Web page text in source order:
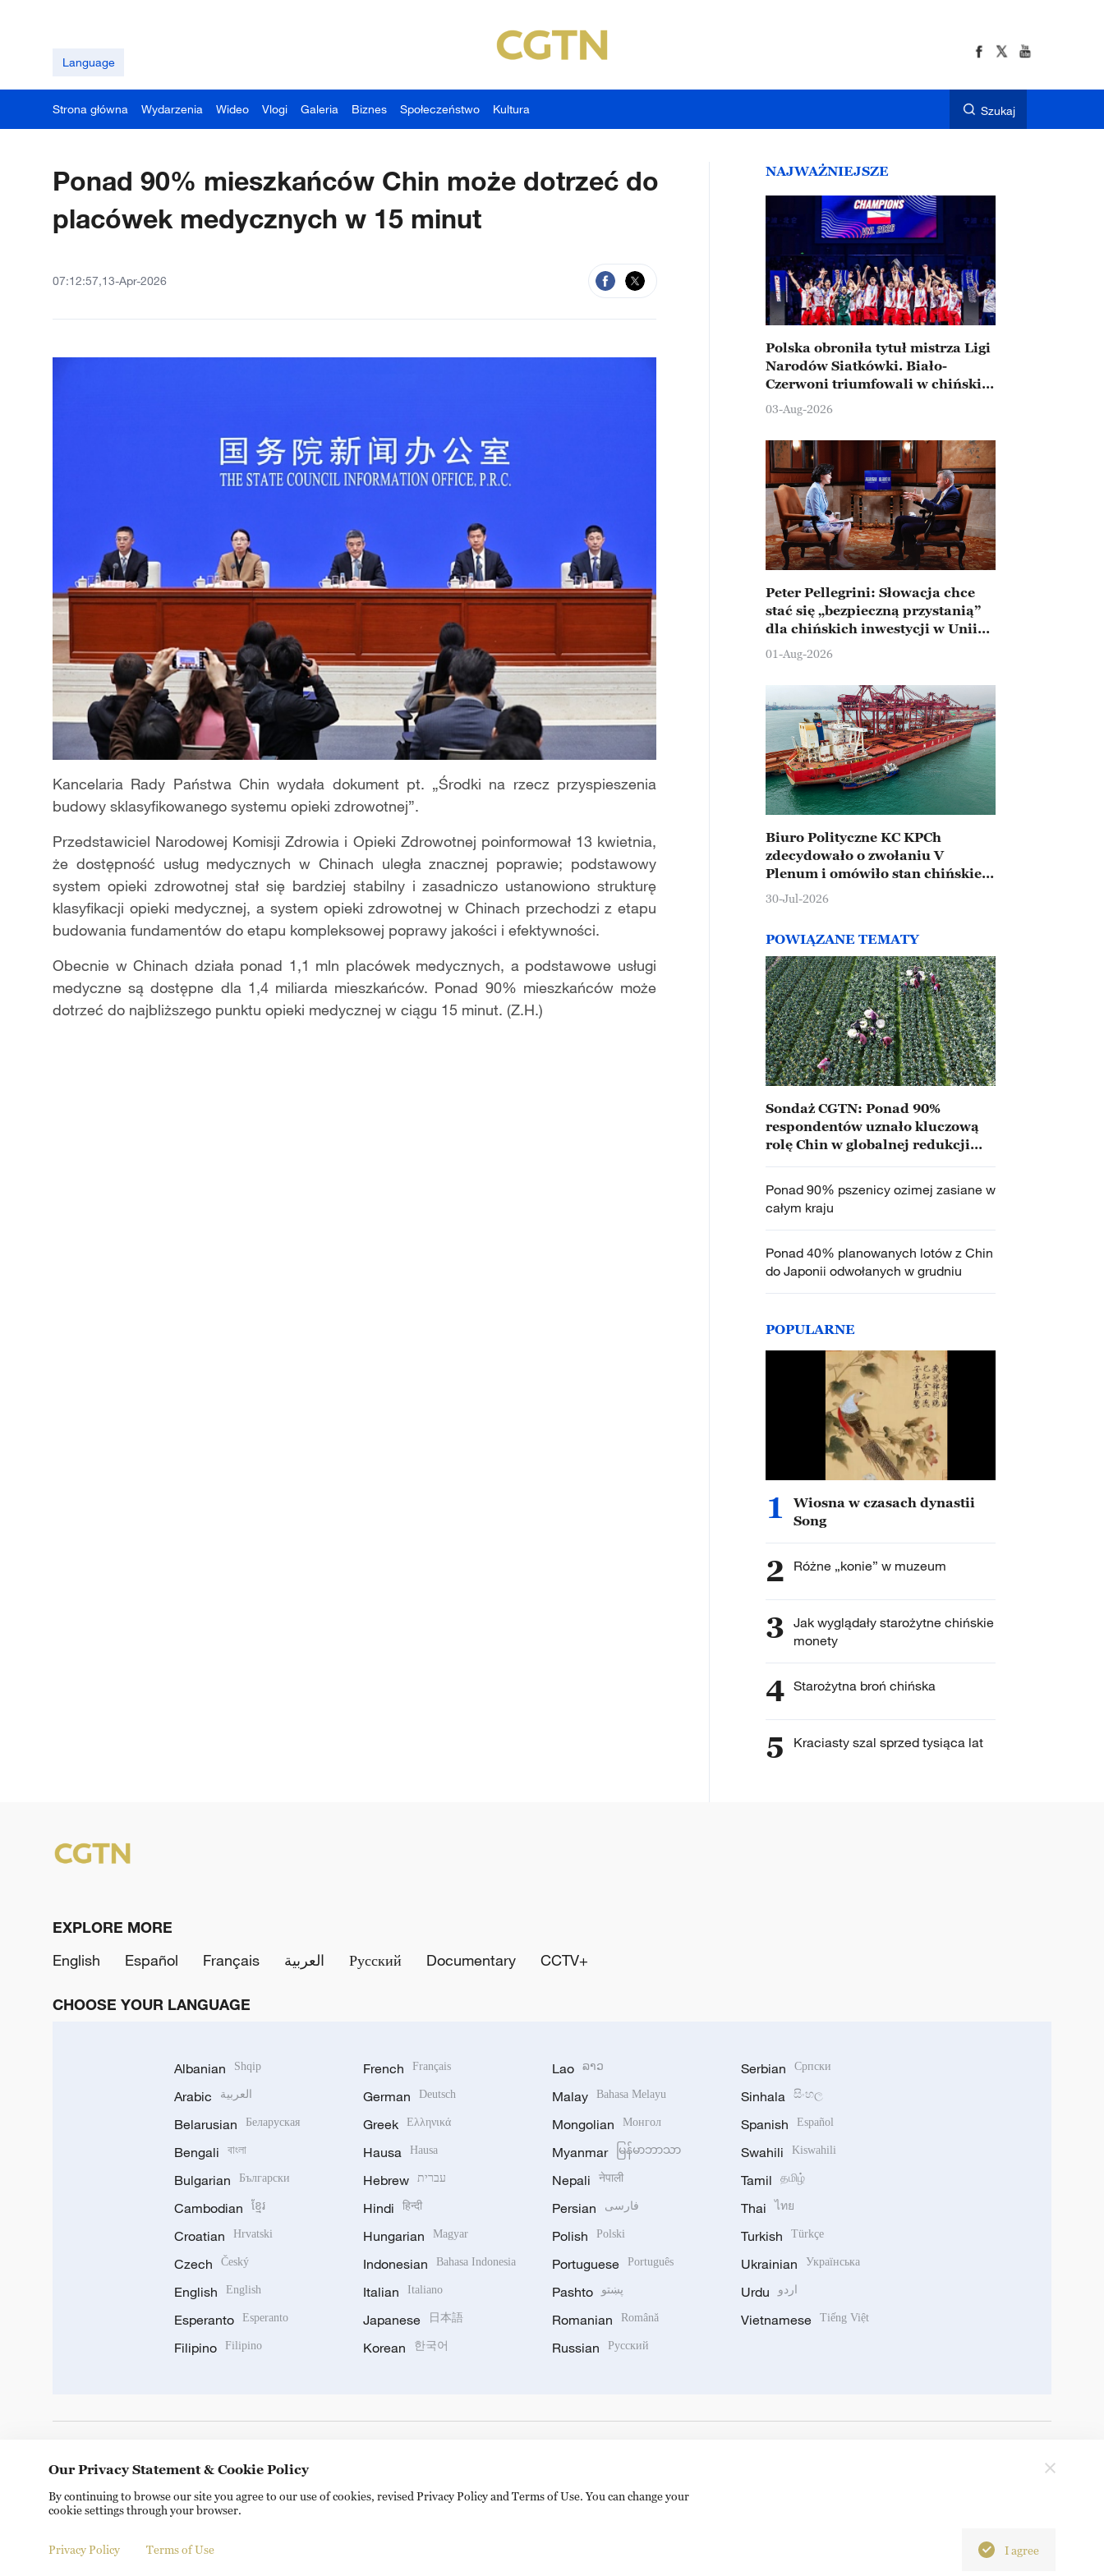
Language
Strona główna Wydarzenia Wideo Vlogi Galeria Biznes Społeczeństwo Kultura Szukaj
Ponad 90% mieszkańców Chin może dotrzeć do
placówek medycznych w 15 minut
07:12:57,13-Apr-2026
Kancelaria Rady Państwa Chin wydała dokument pt. „Środki na rzecz przyspieszenia
budowy sklasyfikowanego systemu opieki zdrowotnej”.
Przedstawiciel Narodowej Komisji Zdrowia i Opieki Zdrowotnej poinformował 13 kwietnia,
że dostępność usług medycznych w Chinach uległa znacznej poprawie; podstawowy
system opieki zdrowotnej stał się bardziej stabilny i zasadniczo ustanowiono strukturę
klasyfikacji opieki medycznej, a system opieki zdrowotnej w Chinach przechodzi z etapu
budowania fundamentów do etapu kompleksowej poprawy jakości i efektywności.
Obecnie w Chinach działa ponad 1,1 mln placówek medycznych, a podstawowe usługi
medyczne są dostępne dla 1,4 miliarda mieszkańców. Ponad 90% mieszkańców może
dotrzeć do najbliższego punktu opieki medycznej w ciągu 15 minut. (Z.H.)
NAJWAŻNIEJSZE
Polska obroniła tytuł mistrza Ligi
Narodów Siatkówki. Biało-
Czerwoni triumfowali w chińskim
Ningbo
03-Aug-2026
Peter Pellegrini: Słowacja chce
stać się „bezpieczną przystanią”
dla chińskich inwestycji w Unii
Europejskiej
01-Aug-2026
Biuro Polityczne KC KPCh
zdecydowało o zwołaniu V
Plenum i omówiło stan chińskiej
gospodarki
30-Jul-2026
POWIĄZANE TEMATY
Sondaż CGTN: Ponad 90%
respondentów uznało kluczową
rolę Chin w globalnej redukcji
Ponad 90% pszenicy ozimej zasiane w
całym kraju
Ponad 40% planowanych lotów z Chin
do Japonii odwołanych w grudniu
POPULARNE
1
Wiosna w czasach dynastii
Song
2 Różne „konie” w muzeum
3 Jak wyglądały starożytne chińskie
monety
4 Starożytna broń chińska
5 Kraciasty szal sprzed tysiąca lat
EXPLORE MORE
English
Español Français العربية Русский Documentary CCTV+
CHOOSE YOUR LANGUAGE
Albanian Shqip
Arabic العربية
Belarusian Беларуская
Bengali বাংলা
Bulgarian Български
Cambodian ខ្មែរ
Croatian Hrvatski
Czech Český
English English
Esperanto Esperanto
Filipino Filipino
French Français
German Deutsch
Greek Ελληνικά
Hausa Hausa
Hebrew עברית
Hindi हिन्दी
Hungarian Magyar
Indonesian Bahasa Indonesia
Italian Italiano
Japanese 日本語
Korean 한국어
Lao ລາວ
Malay Bahasa Melayu
Mongolian Монгол
Myanmar မြန်မာဘာသာ
Nepali नेपाली
Persian فارسی
Polish Polski
Portuguese Português
Pashto پښتو
Romanian Română
Russian Русский
Serbian Српски
Sinhala සිංහල
Spanish Español
Swahili Kiswahili
Tamil தமிழ்
Thai ไทย
Turkish Türkçe
Ukrainian Українська
Urdu اردو
Vietnamese Tiếng Việt
Copyright © 2024 CGTN. 京ICP备20000184号
Our Privacy Statement & Cookie Policy
By continuing to browse our site you agree to our use of cookies, revised Privacy Policy and Terms of Use. You can change your
cookie settings through your browser.
Privacy Policy Terms of Use I agree